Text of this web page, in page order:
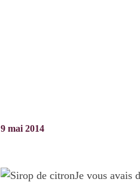
9 mai 2014
Je vous avais